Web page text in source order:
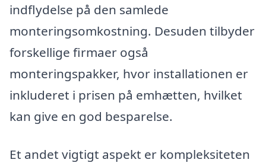
indflydelse på den samlede
monteringsomkostning. Desuden tilbyder
forskellige firmaer også
monteringspakker, hvor installationen er
inkluderet i prisen på emhætten, hvilket
kan give en god besparelse.
Et andet vigtigt aspekt er kompleksiteten